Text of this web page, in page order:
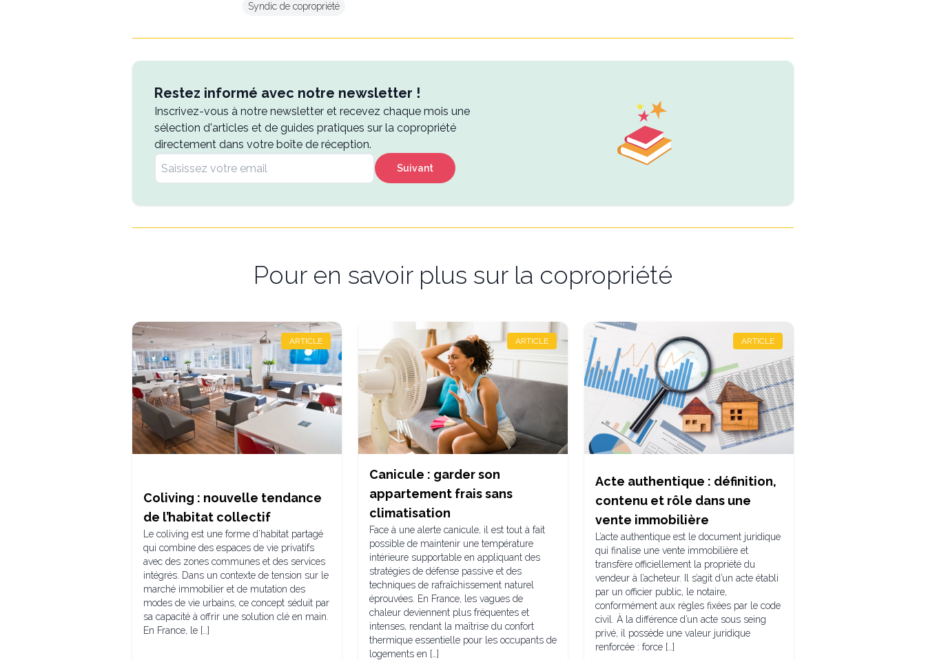
Syndic de copropriété
Restez informé avec notre newsletter !
Inscrivez-vous à notre newsletter et recevez chaque mois une
sélection d'articles et de guides pratiques sur la copropriété
directement dans votre boîte de réception.
Suivant
Pour en savoir plus sur la copropriété
ARTICLE
Coliving : nouvelle tendance
de l’habitat collectif
Le coliving est une forme d’habitat partagé
qui combine des espaces de vie privatifs
avec des zones communes et des services
intégrés. Dans un contexte de tension sur le
marché immobilier et de mutation des
modes de vie urbains, ce concept séduit par
sa capacité à offrir une solution clé en main.
En France, le […]
ARTICLE
Canicule : garder son
appartement frais sans
climatisation
Face à une alerte canicule, il est tout à fait
possible de maintenir une température
intérieure supportable en appliquant des
stratégies de défense passive et des
techniques de rafraîchissement naturel
éprouvées. En France, les vagues de
chaleur deviennent plus fréquentes et
intenses, rendant la maîtrise du confort
thermique essentielle pour les occupants de
logements en […]
ARTICLE
Acte authentique : définition,
contenu et rôle dans une
vente immobilière
L’acte authentique est le document juridique
qui finalise une vente immobilière et
transfère officiellement la propriété du
vendeur à l’acheteur. Il s’agit d’un acte établi
par un officier public, le notaire,
conformément aux règles fixées par le code
civil. À la différence d’un acte sous seing
privé, il possède une valeur juridique
renforcée : force […]